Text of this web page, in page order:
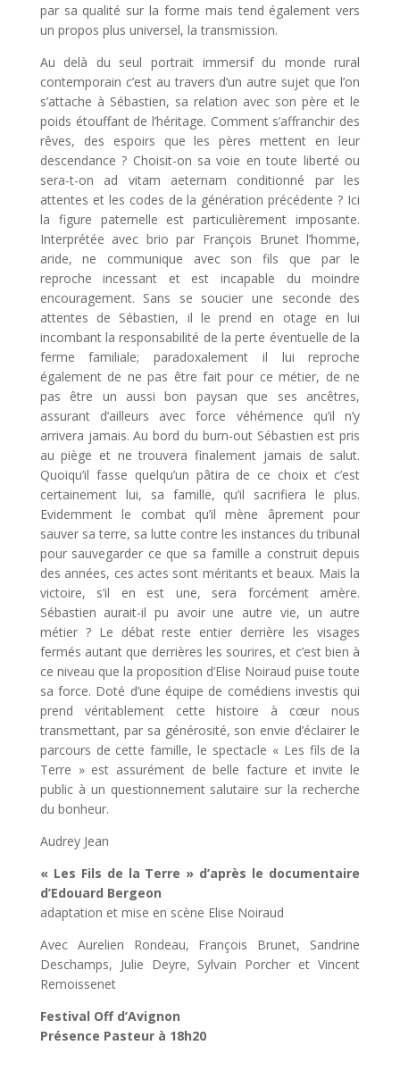
par sa qualité sur la forme mais tend également vers
un propos plus universel, la transmission.
Au delà du seul portrait immersif du monde rural
contemporain c’est au travers d’un autre sujet que l’on
s’attache à Sébastien, sa relation avec son père et le
poids étouffant de l’héritage. Comment s’affranchir des
rêves, des espoirs que les pères mettent en leur
descendance ? Choisit-on sa voie en toute liberté ou
sera-t-on ad vitam aeternam conditionné par les
attentes et les codes de la génération précédente ? Ici
la figure paternelle est particulièrement imposante.
Interprétée avec brio par François Brunet l’homme,
aride, ne communique avec son fils que par le
reproche incessant et est incapable du moindre
encouragement. Sans se soucier une seconde des
attentes de Sébastien, il le prend en otage en lui
incombant la responsabilité de la perte éventuelle de la
ferme familiale; paradoxalement il lui reproche
également de ne pas être fait pour ce métier, de ne
pas être un aussi bon paysan que ses ancêtres,
assurant d’ailleurs avec force véhémence qu’il n’y
arrivera jamais. Au bord du burn-out Sébastien est pris
au piège et ne trouvera finalement jamais de salut.
Quoiqu’il fasse quelqu’un pâtira de ce choix et c’est
certainement lui, sa famille, qu’il sacrifiera le plus.
Evidemment le combat qu’il mène âprement pour
sauver sa terre, sa lutte contre les instances du tribunal
pour sauvegarder ce que sa famille a construit depuis
des années, ces actes sont méritants et beaux. Mais la
victoire, s’il en est une, sera forcément amère.
Sébastien aurait-il pu avoir une autre vie, un autre
métier ? Le débat reste entier derrière les visages
fermés autant que derrières les sourires, et c’est bien à
ce niveau que la proposition d’Elise Noiraud puise toute
sa force. Doté d’une équipe de comédiens investis qui
prend véritablement cette histoire à cœur nous
transmettant, par sa générosité, son envie d’éclairer le
parcours de cette famille, le spectacle « Les fils de la
Terre » est assurément de belle facture et invite le
public à un questionnement salutaire sur la recherche
du bonheur.
Audrey Jean
« Les Fils de la Terre » d’après le documentaire
d’Edouard Bergeon
adaptation et mise en scène Elise Noiraud
Avec Aurelien Rondeau, François Brunet, Sandrine
Deschamps, Julie Deyre, Sylvain Porcher et Vincent
Remoissenet
Festival Off d’Avignon
Présence Pasteur à 18h20